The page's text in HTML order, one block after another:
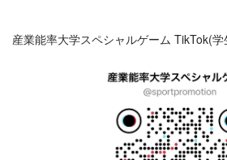
産業能率大学スペシャルゲーム TikTok(